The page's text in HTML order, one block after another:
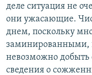
деле ситуация не
они ужасающие.
днем, поскольку
заминированными,
невозможно добыть
сведения о